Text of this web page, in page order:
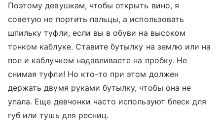
Поэтому девушкам, чтобы открыть вино, я
советую не портить пальцы, а использовать
шпильку туфли, если вы в обуви на высоком
тонком каблуке. Ставите бутылку на землю или на
пол и каблучком надавливаете на пробку. Не
снимая туфли! Но кто-то при этом должен
держать двумя руками бутылку, чтобы она не
упала. Еще девчонки часто используют блеск для
губ или тушь для ресниц.